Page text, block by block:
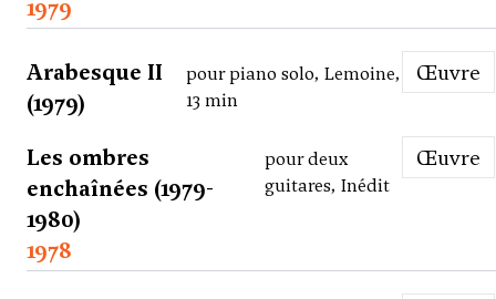
1979
Arabesque II
(1979)
pour piano solo, Lemoine,
13 min
Œuvre
Les ombres
enchaînées (1979-
1980)
pour deux
guitares, Inédit
Œuvre
1978